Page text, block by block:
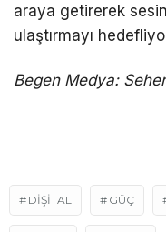
araya getirerek
ulaştırmayı
Begen Medya:
DIŞITAL GÜÇ